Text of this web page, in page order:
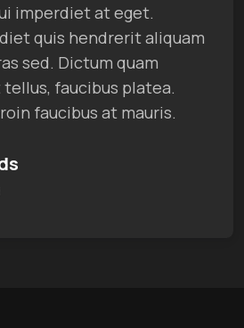
imperdiet at eget.
quis hendrerit aliquam
sed. Dictum quam
faucibus platea.
faucibus at mauris.